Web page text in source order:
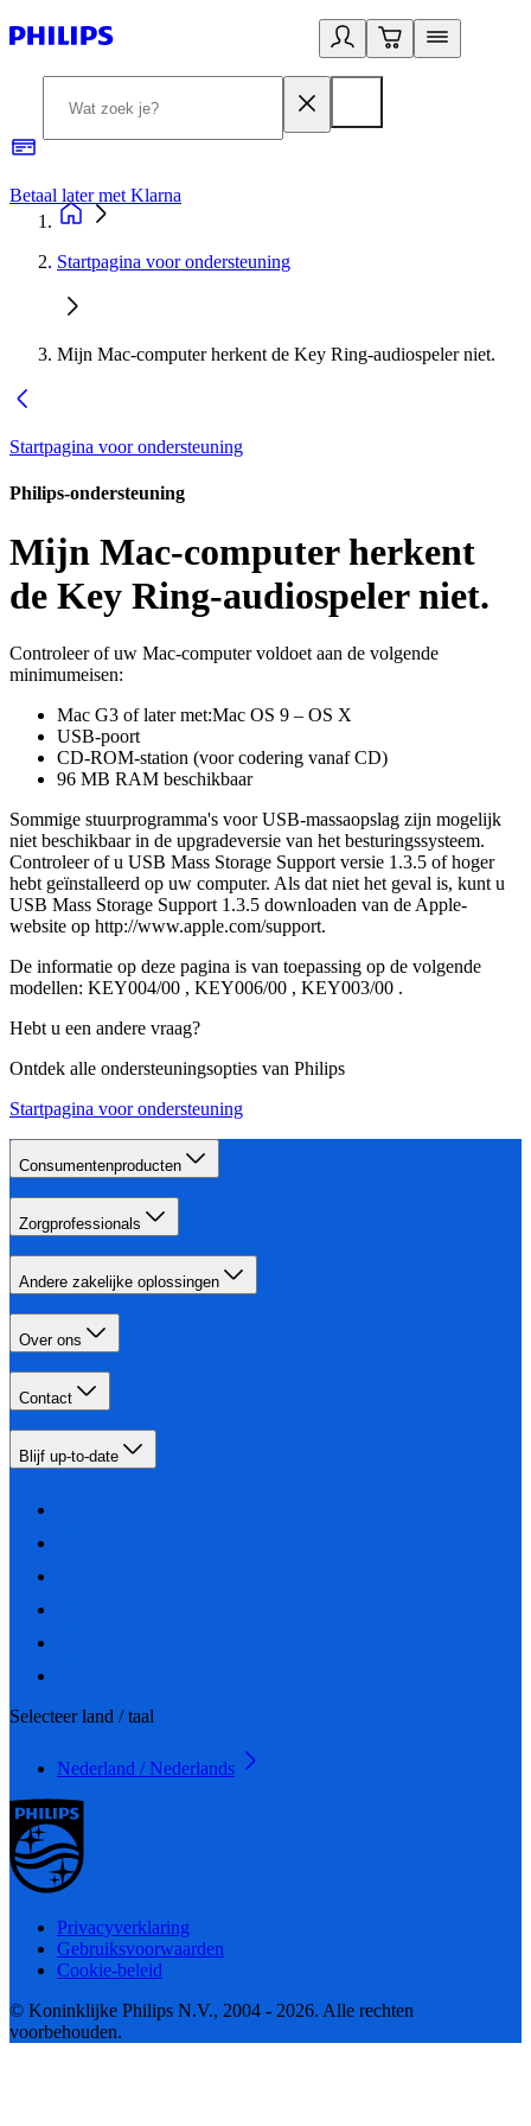
Betaal later met Klarna
Startpagina voor ondersteuning
Mijn Mac-computer herkent de Key Ring-audiospeler niet.
Startpagina voor ondersteuning
Philips-ondersteuning
Mijn Mac-computer herkent
de Key Ring-audiospeler niet.
Controleer of uw Mac-computer voldoet aan de volgende
minimumeisen:
Mac G3 of later met:Mac OS 9 – OS X
USB-poort
CD-ROM-station (voor codering vanaf CD)
96 MB RAM beschikbaar
Sommige stuurprogramma's voor USB-massaopslag zijn mogelijk
niet beschikbaar in de upgradeversie van het besturingssysteem.
Controleer of u USB Mass Storage Support versie 1.3.5 of hoger
hebt geïnstalleerd op uw computer. Als dat niet het geval is, kunt u
USB Mass Storage Support 1.3.5 downloaden van de Apple-
website op http://www.apple.com/support.
De informatie op deze pagina is van toepassing op de volgende
modellen: KEY004/00 , KEY006/00 , KEY003/00 .
Hebt u een andere vraag?
Ontdek alle ondersteuningsopties van Philips
Startpagina voor ondersteuning
Consumentenproducten
Zorgprofessionals
Andere zakelijke oplossingen
Over ons
Contact
Blijf up-to-date
Selecteer land / taal
Nederland / Nederlands
Privacyverklaring
Gebruiksvoorwaarden
Cookie-beleid
© Koninklijke Philips N.V., 2004 - 2026. Alle rechten
voorbehouden.